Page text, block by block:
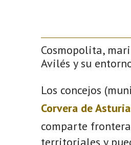
Cosmopolita,
Avilés y su
Los concejos
Corvera de
comparte
territoriales y